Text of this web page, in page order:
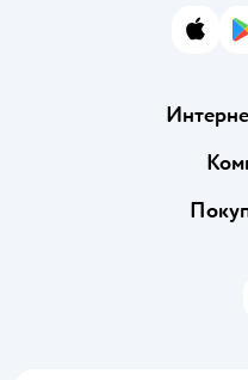
App
Политика